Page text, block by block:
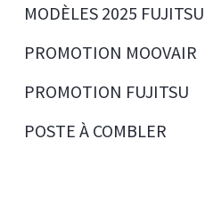
MODÈLES 2025 FUJITSU
PROMOTION MOOVAIR
PROMOTION FUJITSU
POSTE À COMBLER